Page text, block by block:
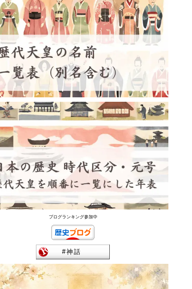
ブログランキング参加中